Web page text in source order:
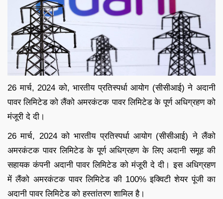
26 मार्च, 2024 को, भारतीय प्रतिस्पर्धा आयोग (सीसीआई) ने अदानी
पावर लिमिटेड को लैंको अमरकंटक पावर लिमिटेड के पूर्ण अधिग्रहण को
मंजूरी दे दी।
26 मार्च, 2024 को भारतीय प्रतिस्पर्धा आयोग (सीसीआई) ने लैंको
अमरकंटक पावर लिमिटेड के पूर्ण अधिग्रहण के लिए अदानी समूह की
सहायक कंपनी अदानी पावर लिमिटेड को मंजूरी दे दी। इस अधिग्रहण
में लैंको अमरकंटक पावर लिमिटेड की 100% इक्विटी शेयर पूंजी का
अदानी पावर लिमिटेड को हस्तांतरण शामिल है।